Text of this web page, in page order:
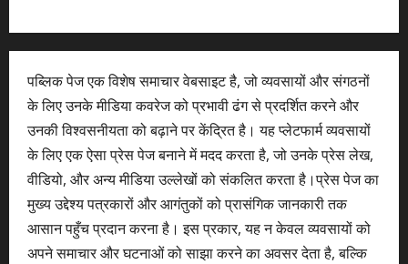
पब्लिक पेज एक विशेष समाचार वेबसाइट है, जो व्यवसायों और संगठनों
के लिए उनके मीडिया कवरेज को प्रभावी ढंग से प्रदर्शित करने और
उनकी विश्वसनीयता को बढ़ाने पर केंद्रित है। यह प्लेटफार्म व्यवसायों
के लिए एक ऐसा प्रेस पेज बनाने में मदद करता है, जो उनके प्रेस लेख,
वीडियो, और अन्य मीडिया उल्लेखों को संकलित करता है।प्रेस पेज का
मुख्य उद्देश्य पत्रकारों और आगंतुकों को प्रासंगिक जानकारी तक
आसान पहुँच प्रदान करना है। इस प्रकार, यह न केवल व्यवसायों को
अपने समाचार और घटनाओं को साझा करने का अवसर देता है, बल्कि